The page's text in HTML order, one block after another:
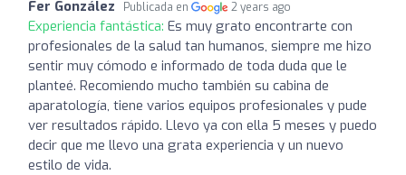
Fer González Publicada en 2 years ago
Experiencia fantástica: Es muy grato encontrarte con
profesionales de la salud tan humanos, siempre me hizo
sentir muy cómodo e informado de toda duda que le
planteé. Recomiendo mucho también su cabina de
aparatología, tiene varios equipos profesionales y pude
ver resultados rápido. Llevo ya con ella 5 meses y puedo
decir que me llevo una grata experiencia y un nuevo
estilo de vida.